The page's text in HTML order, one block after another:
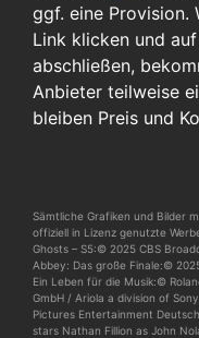
ggf. eine Provision.
Link klicken und
abschließen,
Anbieter teilweise
bleiben Preis und
Sämtliche Grafiken und Bilder
offiziell in Lizenz genutzte
Ghosts – S5:© 2025 CBS
Abbey: Das große Finale:©
Ein Leben für die Musik:©
GmbH / Ariola a division of
Pictures Entertainment
stars Nathan Fillion as John